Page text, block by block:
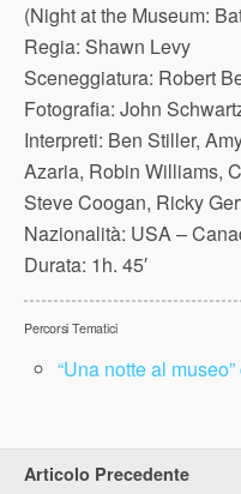
(Night at the Museum:
Regia: Shawn Levy
Sceneggiatura: Robert
Fotografia: John
Interpreti: Ben Stiller,
Azaria, Robin Williams,
Steve Coogan, Ricky
Nazionalità: USA –
Durata: 1h. 45′
Percorsi Tematici
“Una notte al
Articolo Precedente